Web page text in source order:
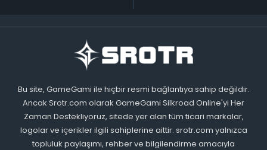
Bu site, GameGami ile hiçbir resmi bağlantıya sahip değildir.
Ancak Srotr.com olarak GameGami Silkroad Online'yi Her
Zaman Destekliyoruz, sitede yer alan tüm ticari markalar,
logolar ve içerikler ilgili sahiplerine aittir. srotr.com yalnızca
topluluk paylaşımı, rehber ve bilgilendirme amacıyla